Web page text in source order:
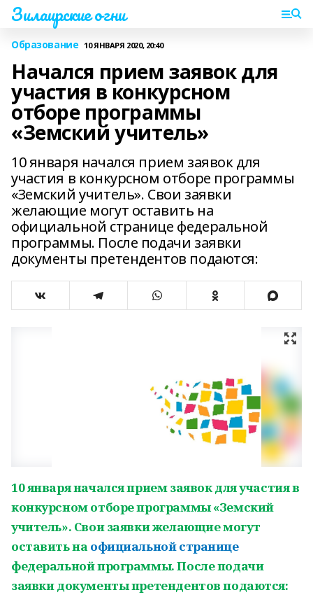
Зилаирские огни
Образование 10 ЯНВАРЯ 2020, 20:40
Начался прием заявок для
участия в конкурсном
отборе программы
«Земский учитель»
10 января начался прием заявок для
участия в конкурсном отборе программы
«Земский учитель». Свои заявки
желающие могут оставить на
официальной странице федеральной
программы. После подачи заявки
документы претендентов подаются:
10 января начался прием заявок для участия в
конкурсном отборе программы «Земский
учитель». Свои заявки желающие могут
оставить на официальной странице
федеральной программы. После подачи
заявки документы претендентов подаются: